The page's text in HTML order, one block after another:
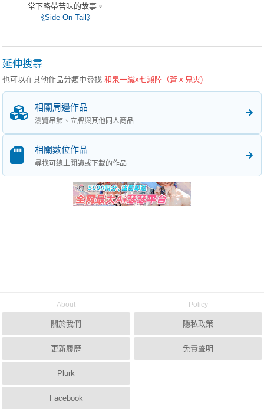
常下略帶苦味的故事。
《Side On Tail》
延伸搜尋
也可以在其他作品分類中尋找和泉一織x七瀨陸（蒼ｘ鬼火)
相關周邊作品
瀏覽吊飾、立牌與其他同人商品
相關數位作品
尋找可線上閱讀或下載的作品
About
關於我們
更新履歷
Plurk
Facebook
Policy
隱私政策
免責聲明